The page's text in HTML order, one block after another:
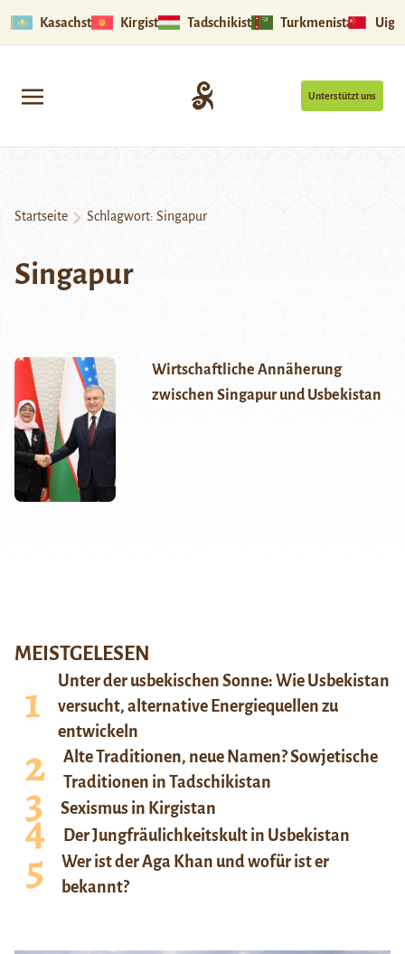
Kasachstan Kirgistan Tadschikistan Turkmenistan
Unterstützt uns
Startseite Schlagwort: Singapur
Singapur
Wirtschaftliche Annäherung
zwischen Singapur und Usbekistan
MEISTGELESEN
Unter der usbekischen Sonne: Wie Usbekistan
versucht, alternative Energiequellen zu
entwickeln
Alte Traditionen, neue Namen? Sowjetische
Traditionen in Tadschikistan
Sexismus in Kirgistan
Der Jungfräulichkeitskult in Usbekistan
Wer ist der Aga Khan und wofür ist er
bekannt?